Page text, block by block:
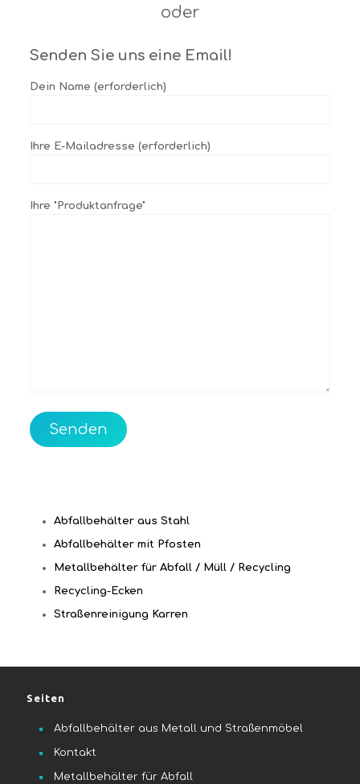
oder
Senden Sie uns eine Email!
Dein Name (erforderlich)
Ihre E-Mailadresse (erforderlich)
Ihre "Produktanfrage"
Abfallbehälter aus Stahl
Abfallbehälter mit Pfosten
Metallbehälter für Abfall / Müll / Recycling
Recycling-Ecken
Straßenreinigung Karren
Seiten
Abfallbehälter aus Metall und Straßenmöbel
Kontakt
Metallbehälter für Abfall